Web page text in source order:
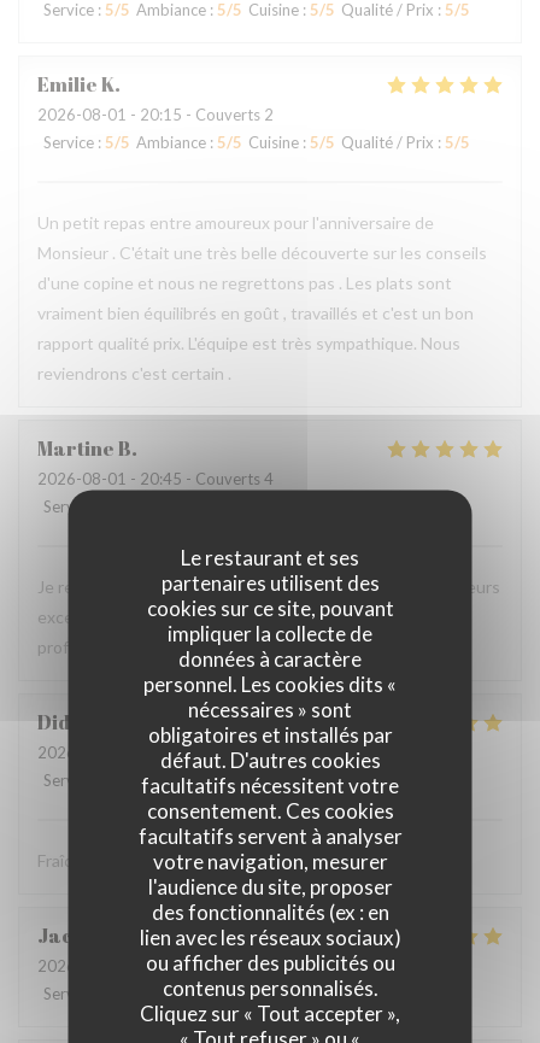
Le restaurant et ses
partenaires utilisent des
cookies sur ce site, pouvant
impliquer la collecte de
données à caractère
personnel. Les cookies dits «
nécessaires » sont
obligatoires et installés par
défaut. D'autres cookies
facultatifs nécessitent votre
consentement. Ces cookies
facultatifs servent à analyser
votre navigation, mesurer
l'audience du site, proposer
des fonctionnalités (ex : en
lien avec les réseaux sociaux)
ou afficher des publicités ou
contenus personnalisés.
Cliquez sur « Tout accepter »,
« Tout refuser » ou «
Service : 5/5 Ambiance : 5/5 Cuisine : 5/5 Qualité / Prix : 5/5
EmilieK
2026-08-01 - 20:15 - Couverts 2
Service : 5/5 Ambiance : 5/5 Cuisine : 5/5 Qualité / Prix : 5/5
Un petit repas entre amoureux pour l'anniversaire de
Monsieur . C'était une très belle découverte sur les conseils
d'une copine et nous ne regrettons pas . Les plats sont
vraiment bien équilibrés en goût , travaillés et c'est un bon
rapport qualité prix. L'équipe est très sympathique. Nous
reviendrons c'est certain .
MartineB
2026-08-01 - 20:45 - Couverts 4
Service
/5
Je recommande ce restaurant, la qualité des plats, les saveurs
exceptionnelles sans compter la gentillesse et
professionnalisme du personnel.
Didier
2026-08-01
- 12:30 - Couverts 4
Service
Ambiance: 5/5 Cuisine:5/5 Qualité / Prix
Fraîcheur des produits
Jacques
2026-07-31
- 20:30 - Couverts 2
Service
Ambiance:5/5 Cuisine:5/5 Qualité / Prix